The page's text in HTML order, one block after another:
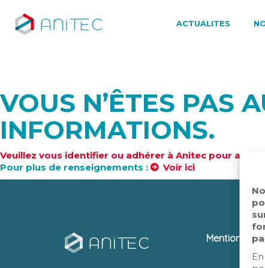
ACTUALITES
VOUS N’ÊTES PAS
INFORMATIONS.
Veuillez vous identifier ou adhérer à Anitec pour
Pour plus de renseignements :
Voir ici
Mentions